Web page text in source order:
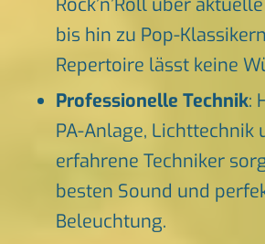
Rock’n’Roll über
bis hin zu Pop-
Repertoire lässt keine
Professionelle Technik:
PA-Anlage, Lichttechnik
erfahrene Techniker
besten Sound und
Beleuchtung.